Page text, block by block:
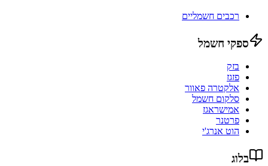
רכבים חשמליים
ספקי חשמל
בזק
פזגז
אלקטרה פאוור
סלקום חשמל
אמישראגז
פרטנר
הוט אנרג'י
בלוג